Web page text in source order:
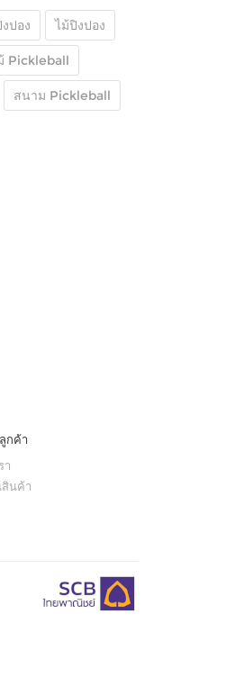
ปอง ไม้ปิงปอง
Pickleball
สนาม Pickleball
กค้า
า
นค้า